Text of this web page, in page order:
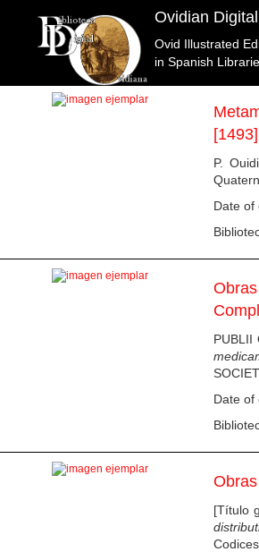
Ovidian
Ovid Illustrated
in Spanish
List of specimens in the library
[1493]
P.
Date
Obras
PUBLII
Date
[Título